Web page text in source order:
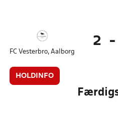
FC Vesterbro, Aalborg
HOLDINFO
2 -